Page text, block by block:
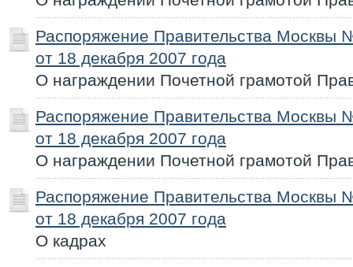
Распоряжение Правительства Москвы
от 18 декабря 2007 года
О награждении Почетной грамотой
Распоряжение Правительства Москвы
от 18 декабря 2007 года
О награждении Почетной грамотой
Распоряжение Правительства Москвы
от 18 декабря 2007 года
О кадрах